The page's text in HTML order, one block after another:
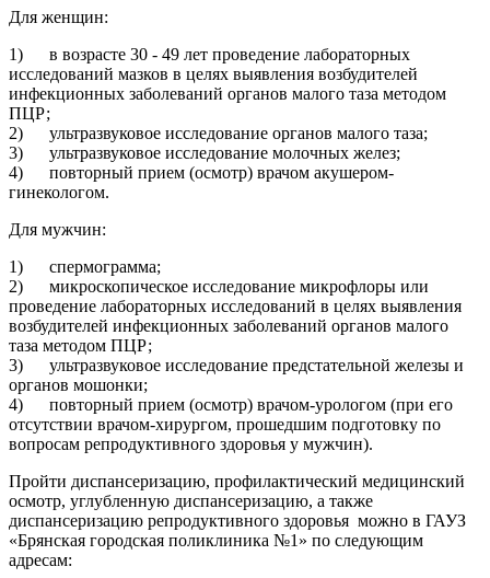
Для женщин:
1) в возрасте 30 - 49 лет проведение лабораторных
исследований мазков в целях выявления возбудителей
инфекционных заболеваний органов малого таза методом
ПЦР;
2) ультразвуковое исследование органов малого таза;
3) ультразвуковое исследование молочных желез;
4) повторный прием (осмотр) врачом акушером-
гинекологом.
Для мужчин:
1) спермограмма;
2) микроскопическое исследование микрофлоры или
проведение лабораторных исследований в целях выявления
возбудителей инфекционных заболеваний органов малого
таза методом ПЦР;
3) ультразвуковое исследование предстательной железы и
органов мошонки;
4) повторный прием (осмотр) врачом-урологом (при его
отсутствии врачом-хирургом, прошедшим подготовку по
вопросам репродуктивного здоровья у мужчин).
Пройти диспансеризацию, профилактический медицинский
осмотр, углубленную диспансеризацию, а также
диспансеризацию репродуктивного здоровья можно в ГАУЗ
«Брянская городская поликлиника №1» по следующим
адресам: